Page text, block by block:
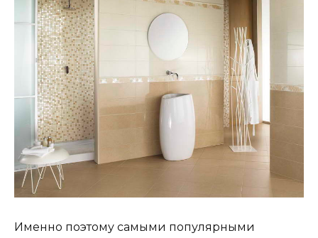
Именно поэтому самыми популярными